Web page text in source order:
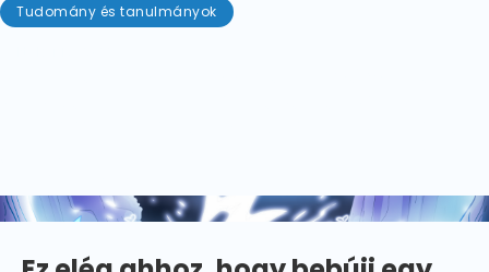
Tudomány és tanulmányok